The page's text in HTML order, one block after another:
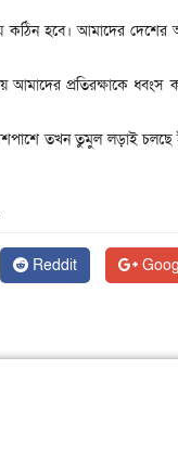
কঠিন হবে। আমাদের
প্রতিরক্ষাকে
তখন তুমুল লড়াই চলছে
Reddit